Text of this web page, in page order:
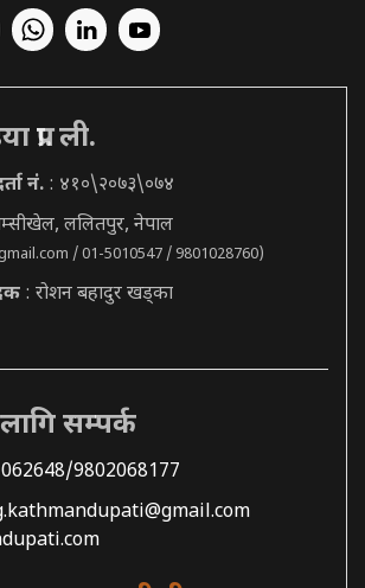
प्रा. ली.
नं. : ४१०\२०७३\०७४
ललितपुर, नेपाल
/ 01-5010547 / 9801028760)
: रोशन बहादुर खड्का
सम्पर्क
9802068177